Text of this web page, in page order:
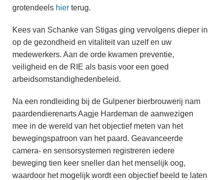
grotendeels hier terug.
Kees van Schanke van Stigas ging vervolgens dieper in
op de gezondheid en vitaliteit van uzelf en uw
medewerkers. Aan de orde kwamen preventie,
veiligheid en de RIE als basis voor een goed
arbeidsomstandighedenbeleid.
Na een rondleiding bij de Gulpener bierbrouwerij nam
paardendierenarts Aagje Hardeman de aanwezigen
mee in de wereld van het objectief meten van het
bewegingspatroon van het paard. Geavanceerde
camera- en sensorsystemen registreren iedere
beweging tien keer sneller dan het menselijk oog,
waardoor het mogelijk wordt een objectief beeld te laten